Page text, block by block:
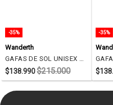
-35%
Wanderth
GAFAS DE SOL UNISEX WANDTHER FILTRO UV400 CON LENTES POLARIZADOS NEGRO-T2080
$138.990$215.000
-35%